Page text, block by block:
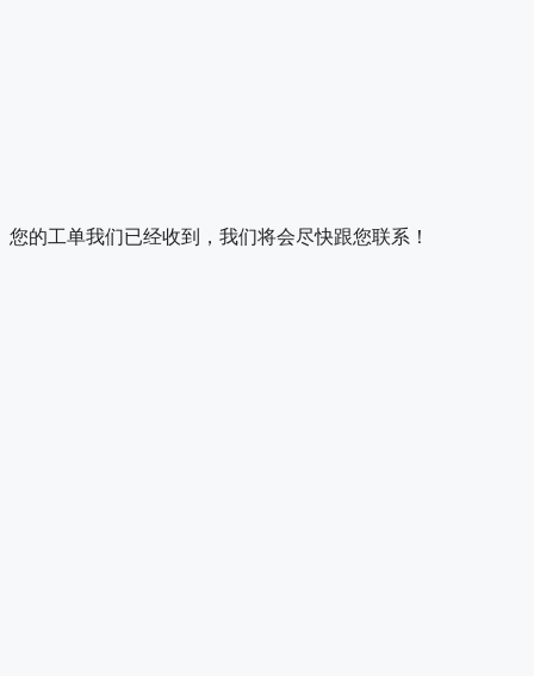
您的工单我们已经收到，我们将会尽快跟您联系！